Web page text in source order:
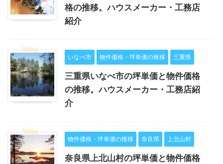
格の推移。ハウスメーカー・工務店
紹介
いなべ市 物件価格・坪単価の推移 三重県
三重県いなべ市の坪単価と物件価格
の推移。ハウスメーカー・工務店紹
介
物件価格・坪単価の推移 奈良県 上北山村
奈良県上北山村の坪単価と物件価格